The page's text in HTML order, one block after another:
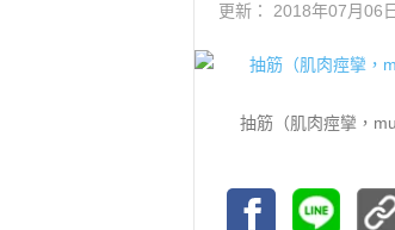
更新： 2018年07月06日
抽筋（肌肉痙攣，